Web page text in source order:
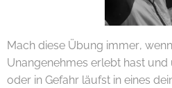
Mach diese Übung immer,
Unangenehmes erlebt hast
oder in Gefahr läufst in eines